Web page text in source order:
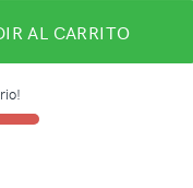
AL CARRITO